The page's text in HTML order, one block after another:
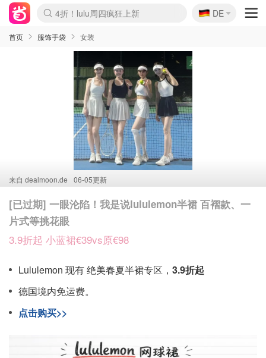
Boticinal 夏促开抢！
4折！lulu周四疯狂上新
还没结束！&OtherStories大促
Joybuy变相75折 随时失效
速领！Stanley独家85折
疑似霸哥！Camper额外叠85折
Zalando 奥莱闪促！每日更新
Moncler反季囤！5折起+叠9折
Coach Brooklyn仅€192
🇩🇪
DE
首页 服饰手袋 女装
来自 dealmoon.de 06-05更新
[已过期] 一眼沦陷！我是说lululemon半裙 百褶款、一
片式等挑花眼
3.9折起 小蓝裙€39vs原€98
Lululemon 现有 绝美春夏半裙专区， 3.9折起
德国境内免运费。
点击购买>>